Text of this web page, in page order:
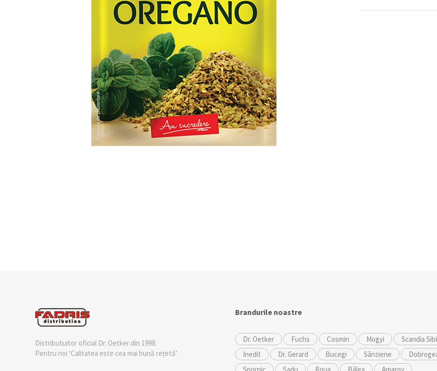
Distributuitor oficial Dr. Oetker din 1998.
Pentru noi ‘Calitatea este cea mai bună rețetă’
Brandurile noastre
Dr. Oetker Fuchs Cosmin Mogyi
Scandia
Inedit
Dr. Gerard Bucegi Sânziene
Spornic
Sadu Roua Bâlea Amaroy